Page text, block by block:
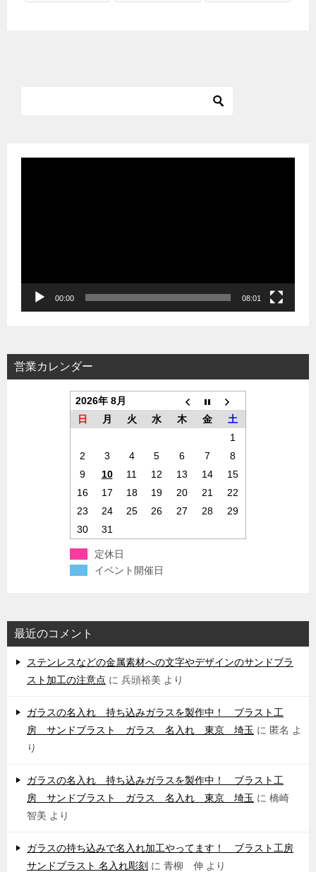
00:00 08:01
営業カレンダー
2026年 8月
日
月 火 水 木 金
土
1
2
3 4 5 6 7
8
9
10 11 12 13 14
15
16
17 18 19 20 21
22
23
24 25 26 27 28
29
30
31
定休日
イベント開催日
最近のコメント
ステンレスなどの金属素材への文字やデザインのサンドブラ
スト加工の注意点 に 兵頭裕美 より
ガラスの名入れ 持ち込みガラスを製作中！ ブラスト工
房 サンドブラスト ガラス 名入れ 東京 埼玉 に 匿名 よ
り
ガラスの名入れ 持ち込みガラスを製作中！ ブラスト工
房 サンドブラスト ガラス 名入れ 東京 埼玉 に 橋崎
智美 より
ガラスの持ち込みで名入れ加工やってます！ ブラスト工房
サンドブラスト 名入れ彫刻 に 青柳 伸 より